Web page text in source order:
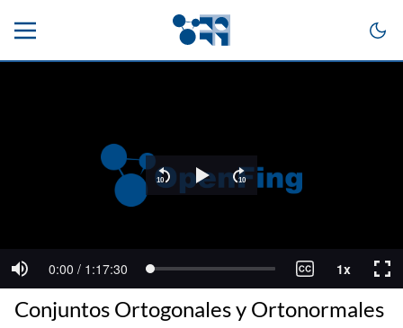
Conjuntos Ortogonales y Ortonormales